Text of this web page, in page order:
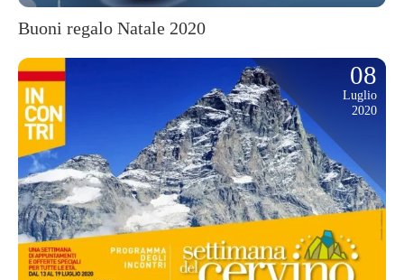
Buoni regalo Natale 2020
08
Luglio
2020